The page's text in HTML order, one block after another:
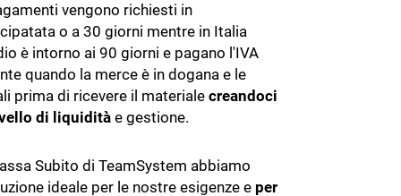
vengono richiesti in
o a 30 giorni mentre in Italia
è intorno ai 90 giorni e pagano l'IVA
quando la merce è in dogana e le
prima di ricevere il materiale creandoci
di liquiditàe gestione.
Subito di TeamSystem abbiamo
ideale per le nostre esigenze e per